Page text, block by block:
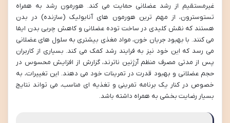
غیرمستقیم از رشد عضلانی حمایت می کند. هورمون رشد به همراه
تستوسترون، از مهم ترین هورمون های آنابولیک (سازنده) در بدن
هستند که نقش کلیدی در ساخت توده عضلانی و کاهش چربی بدن ایفا
می کنند. با بهبود جریان خون، مواد مغذی بیشتری به سلول های عضلانی
می رسد که این خود نیز به فرایند رشد کمک می کند. بسیاری از کاربران
پس از مدتی مصرف منظم آرژنین ناترند، گزارش از افزایش محسوس در
حجم عضلانی و بهبود قدرت در تمرینات خود می دهند. این تغییرات، به
خصوص در کنار یک برنامه تمرینی و تغذیه ای مناسب، می تواند نتایج
بسیار رضایت بخشی به همراه داشته باشد.